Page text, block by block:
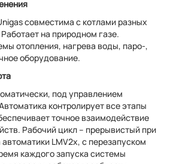
совместима с котлами разных
на природном газе.
отопления, нагрева воды, паро-,
оборудование.
под управлением
контролирует все этапы
точное взаимодействие
Рабочий цикл – прерывистый при
LMV2x, с перезапуском
каждого запуска системы